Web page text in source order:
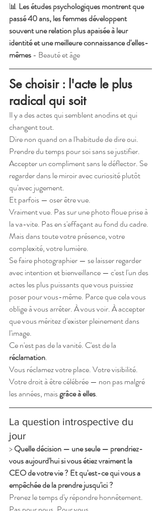
📊 Les études psychologiques montrent que
passé 40 ans, les femmes développent
souvent une relation plus apaisée à leur
identité et une meilleure connaissance d'elles-
mêmes - Beauté et âge
Se choisir : l'acte le plus
radical qui soit
Il y a des actes qui semblent anodins et qui
changent tout.
Dire non quand on a l'habitude de dire oui.
Prendre du temps pour soi sans se justifier.
Accepter un compliment sans le déflector. Se
regarder dans le miroir avec curiosité plutôt
qu'avec jugement.
Et parfois — oser être vue.
Vraiment vue. Pas sur une photo floue prise à
la va-vite. Pas en s'effaçant au fond du cadre.
Mais dans toute votre présence, votre
complexité, votre lumière.
Se faire photographier — se laisser regarder
avec intention et bienveillance — c'est l'un des
actes les plus puissants que vous puissiez
poser pour vous-même. Parce que cela vous
oblige à vous arrêter. À vous voir. À accepter
que vous méritez d'exister pleinement dans
l'image.
Ce n'est pas de la vanité. C'est de la
réclamation.
Vous réclamez votre place. Votre visibilité.
Votre droit à être célébrée — non pas malgré
les années, mais grâce à elles.
La question introspective du
jour
> Quelle décision — une seule — prendriez-
vous aujourd'hui si vous étiez vraiment la
CEO de votre vie ? Et qu'est-ce qui vous a
empêchée de la prendre jusqu'ici ?
Prenez le temps d'y répondre honnêtement.